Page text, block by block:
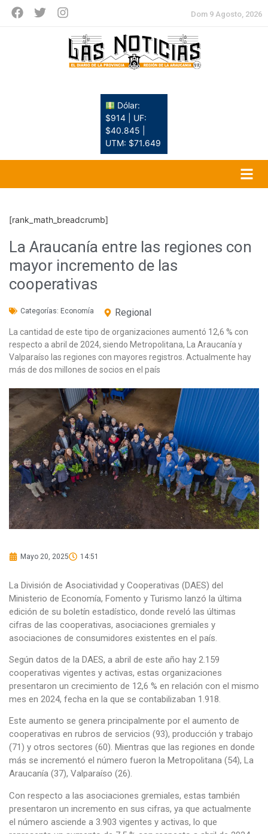
Dom 9 Agosto, 2026
Dólar:
$914 | UF:
$40.845 |
UTM: $71.649
[rank_math_breadcrumb]
La Araucanía entre las regiones con
mayor incremento de las
cooperativas
Categorías: Economía Regional
La cantidad de este tipo de organizaciones aumentó 12,6 % con
respecto a abril de 2024, siendo Metropolitana, La Araucanía y
Valparaíso las regiones con mayores registros. Actualmente hay
más de dos millones de socios en el país
Mayo 20, 2025 14:51
La División de Asociatividad y Cooperativas (DAES) del
Ministerio de Economía, Fomento y Turismo lanzó la última
edición de su boletín estadístico, donde reveló las últimas
cifras de las cooperativas, asociaciones gremiales y
asociaciones de consumidores existentes en el país.
Según datos de la DAES, a abril de este año hay 2.159
cooperativas vigentes y activas, estas organizaciones
presentaron un crecimiento de 12,6 % en relación con el mismo
mes en 2024, fecha en la que se contabilizaban 1.918.
Este aumento se genera principalmente por el aumento de
cooperativas en rubros de servicios (93), producción y trabajo
(71) y otros sectores (60). Mientras que las regiones en donde
más se incrementó el número fueron la Metropolitana (54), La
Araucanía (37), Valparaíso (26).
Con respecto a las asociaciones gremiales, estas también
presentaron un incremento en sus cifras, ya que actualmente
el número asciende a 3.903 vigentes y activas, lo que